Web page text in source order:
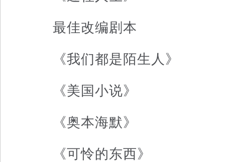
最佳改编剧本
《我们都是陌生人》
《美国小说》
《奥本海默》
《可怜的东西》